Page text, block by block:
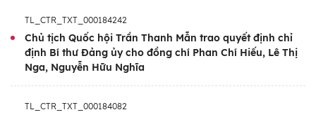
Trình độ lý luận chính trị: Cao cấp
Trình độ chuyên môn: Tiến sĩ Tài chính-
Ngân hàng; Thạc sĩ Quản lý chính sách Kinh
tế; Đại học chuyên ngành Kinh tế
TL_CTR_TXT_000184242
Chủ tịch Quốc hội Trần Thanh Mẫn trao quyết định chỉ
định Bí thư Đảng ủy cho đồng chí Phan Chí Hiếu, Lê Thị
Nga, Nguyễn Hữu Nghĩa
TL_CTR_TXT_000184082